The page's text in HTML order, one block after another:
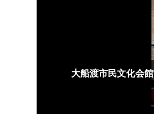
大船渡市民文化会館